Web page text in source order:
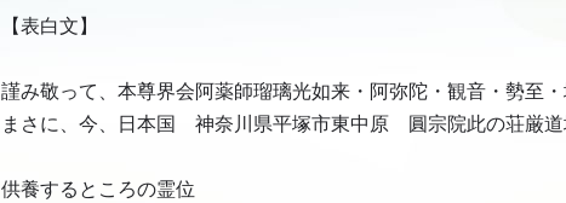
【表白文】
謹み敬って、本尊界会阿薬師瑠璃光如来・阿弥陀・観音・勢至
まさに、今、日本国 神奈川県平塚市東中原 圓宗院此の荘厳道
供養するところの霊位